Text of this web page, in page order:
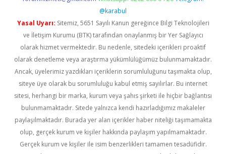
@karabul
Yasal Uyarı: Sitemiz, 5651 Sayılı Kanun gereğince Bilgi Teknolojileri
ve İletişim Kurumu (BTK) tarafından onaylanmış bir Yer Sağlayıcı
olarak hizmet vermektedir. Bu nedenle, sitedeki içerikleri proaktif
olarak denetleme veya araştırma yükümlülüğümüz bulunmamaktadır.
Ancak, üyelerimiz yazdıkları içeriklerin sorumluluğunu taşımakta olup,
siteye üye olarak bu sorumluluğu kabul etmiş sayılırlar. Bu internet
sitesi, herhangi bir marka, kurum veya şahıs şirketi ile hiçbir bağlantısı
bulunmamaktadır. Sitede yalnızca kendi hazırladığımız makaleler
paylaşılmaktadır. Burada yer alan içerikler haber niteliği taşımamakta
olup, gerçek kurum ve kişiler hakkında paylaşım yapılmamaktadır.
Gerçek kurum ve kişiler ile isim benzerlikleri tamamen tesadüfidir.